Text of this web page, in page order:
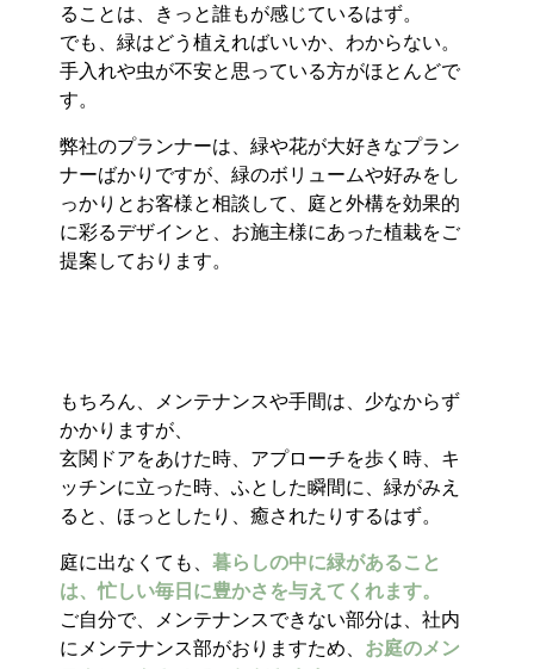
ることは、きっと誰もが感じているはず。
でも、緑はどう植えればいいか、わからない。
手入れや虫が不安と思っている方がほとんどで
す。
弊社のプランナーは、緑や花が大好きなプラン
ナーばかりですが、緑のボリュームや好みをし
っかりとお客様と相談して、庭と外構を効果的
に彩るデザインと、お施主様にあった植栽をご
提案しております。
もちろん、メンテナンスや手間は、少なからず
かかりますが、
玄関ドアをあけた時、アプローチを歩く時、キ
ッチンに立った時、ふとした瞬間に、緑がみえ
ると、ほっとしたり、癒されたりするはず。
庭に出なくても、 暮らしの中に緑があること
は、忙しい毎日に豊かさを与えてくれます。
ご自分で、メンテナンスできない部分は、社内
にメンテナンス部がおりますため、 お庭のメン